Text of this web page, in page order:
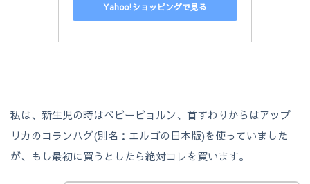
Yahoo!ショッピングで見る
私は、新生児の時はベビービョルン、首すわりからはアップ
リカのコランハグ(別名：エルゴの日本版)を使っていました
が、もし最初に買うとしたら絶対コレを買います。